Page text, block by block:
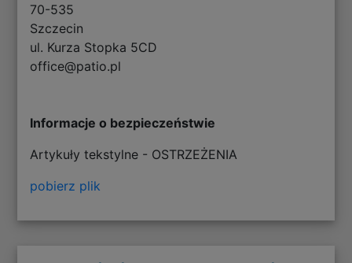
70-535
Szczecin
ul. Kurza Stopka 5CD
office@patio.pl
Informacje o bezpieczeństwie
Artykuły tekstylne - OSTRZEŻENIA
pobierz plik